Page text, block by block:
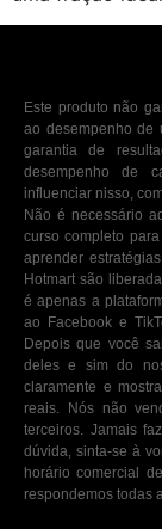
Este produto não
ao desempenho de
garantia de
desempenho de
influenciar nisso,
Não é necessário
curso completo
aprender
Hotmart são
é apenas a
ao Facebook e
Depois que você
deles e sim do
claramente e
reais. Nós não
terceiros. Jamais
dúvida, sinta-se à
horário comercial
respondemos todas